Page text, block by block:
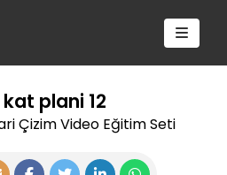
plani 12
Çizim Video Eğitim Seti